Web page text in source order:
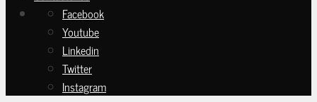
Facebook
Youtube
Linkedin
Twitter
Instagram